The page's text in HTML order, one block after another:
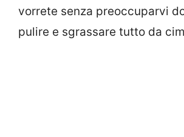
vorrete senza preoccuparvi
pulire e sgrassare tutto da